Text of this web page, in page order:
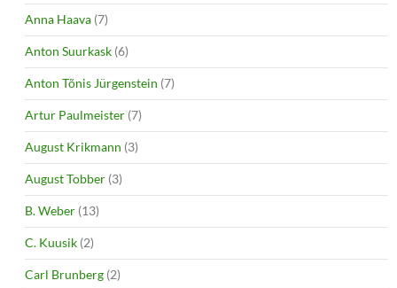
Anna Haava (7)
Anton Suurkask (6)
Anton Tõnis Jürgenstein (7)
Artur Paulmeister (7)
August Krikmann (3)
August Tobber (3)
B. Weber (13)
C. Kuusik (2)
Carl Brunberg (2)